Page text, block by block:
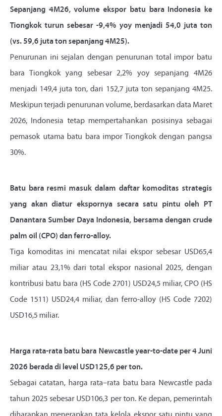
Sepanjang 4M26, volume ekspor batu bara Indonesia ke
Tiongkok turun sebesar -9,4% yoy menjadi 54,0 juta ton
(vs. 59,6 juta ton sepanjang 4M25).
Penurunan ini sejalan dengan penurunan total impor batu
bara Tiongkok yang sebesar 2,2% yoy sepanjang 4M26
menjadi 149,4 juta ton, dari 152,7 juta ton sepanjang 4M25.
Meskipun terjadi penurunan volume, berdasarkan data Maret
2026, Indonesia tetap mempertahankan posisinya sebagai
pemasok utama batu bara impor Tiongkok dengan pangsa
30%.
Batu bara resmi masuk dalam daftar komoditas strategis
yang akan diatur ekspornya secara satu pintu oleh PT
Danantara Sumber Daya Indonesia, bersama dengan crude
palm oil (CPO) dan ferro-alloy.
Tiga komoditas ini mencatat nilai ekspor sebesar USD65,4
miliar atau 23,1% dari total ekspor nasional 2025, dengan
kontribusi batu bara (HS Code 2701) USD24,5 miliar, CPO (HS
Code 1511) USD24,4 miliar, dan ferro-alloy (HS Code 7202)
USD16,5 miliar.
Harga rata-rata batu bara Newcastle year-to-date per 4 Juni
2026 berada di level USD125,6 per ton.
Sebagai catatan, harga rata–rata batu bara Newcastle pada
tahun 2025 sebesar USD106,3 per ton. Ke depan, pemerintah